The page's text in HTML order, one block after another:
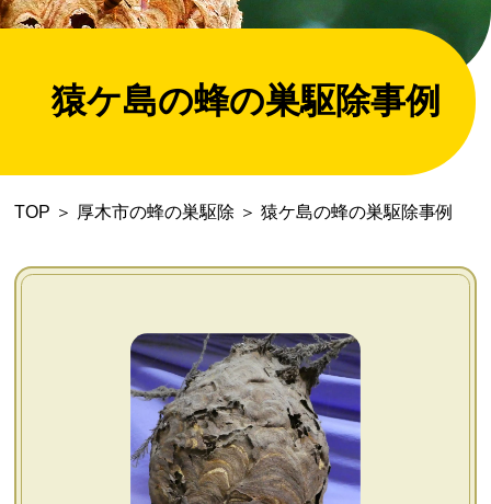
蜂の巣駆除ご依頼の流れ
対応エリア一覧
会社概要
お問い合わせ
猿ケ島の蜂の巣駆除事例
TOP ＞ 厚木市の蜂の巣駆除 ＞ 猿ケ島の蜂の巣駆除事例